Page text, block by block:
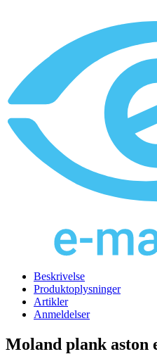
Beskrivelse
Produktoplysninger
Artikler
Anmeldelser
Moland plank aston